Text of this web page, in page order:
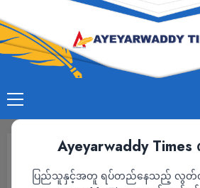
Ayeyarwaddy
ပြည်သူနှင့်အတူ ရပ်တည်နေသည့် လွတ်
လို့ အမေရိကန် ပြော